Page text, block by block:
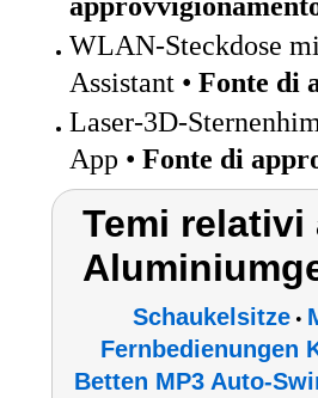
WLAN-Steckdose
Assistant • Fonte di
Laser-3D-
App • Fonte di
Temi relativi
Schaukelsitze•
Fernbedienungen
Betten MP3 Auto-